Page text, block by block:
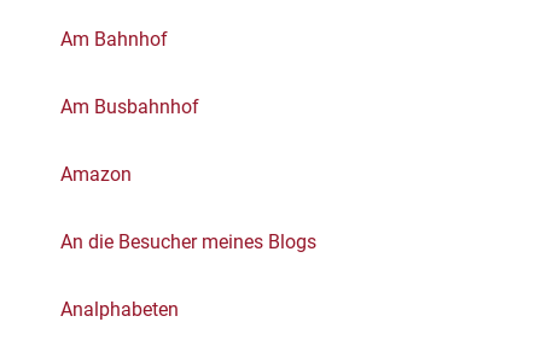
Am Bahnhof
Am Busbahnhof
Amazon
An die Besucher meines Blogs
Analphabeten